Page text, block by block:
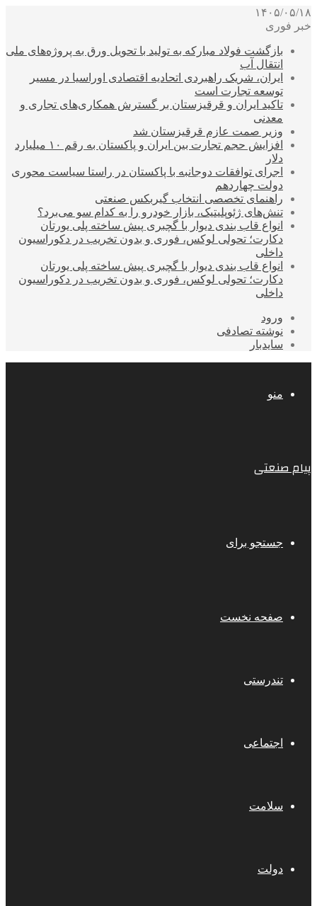
۱۴۰۵/۰۵/۱۸
خبر فوری
بازگشت فولاد مبارکه به تولید با تحویل ورق به پروژه‌های ملی
انتقال آب
ایران، شریک راهبردی اتحادیه اقتصادی اوراسیا در مسیر
توسعه تجارت است
تاکید ایران و قرقیزستان بر گسترش همکاری‌های تجاری و
معدنی
وزیر صمت عازم قرقیزستان شد
افزایش حجم تجارت بین ایران و پاکستان به رقم ۱۰ میلیارد
دلار
اجرای توافقات دوجانبه با پاکستان در راستا سیاست محوری
دولت چهاردهم
راهنمای تخصصی انتخاب گیربکس صنعتی
تنش‌های ژئوپلیتیک، بازار خودرو را به کدام سو می‌برد؟
انواع قاب بندی دیوار با گچبری پیش ساخته پلی یورتان
دکارت؛ تحولی لوکس، فوری و بدون تخریب در دکوراسیون
داخلی
انواع قاب بندی دیوار با گچبری پیش ساخته پلی یورتان
دکارت؛ تحولی لوکس، فوری و بدون تخریب در دکوراسیون
داخلی
ورود
نوشته تصادفی
سایدبار
منو
پیام صنعتی
جستجو برای
صفحه نخست
تندرستی
اجتماعی
سلامت
دولت